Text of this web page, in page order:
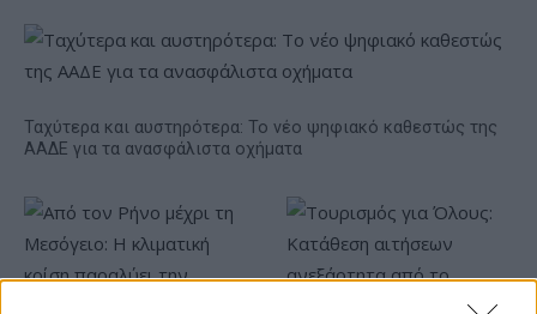
Ταχύτερα και αυστηρότερα: Το νέο ψηφιακό καθεστώς της
ΑΑΔΕ για τα ανασφάλιστα οχήματα